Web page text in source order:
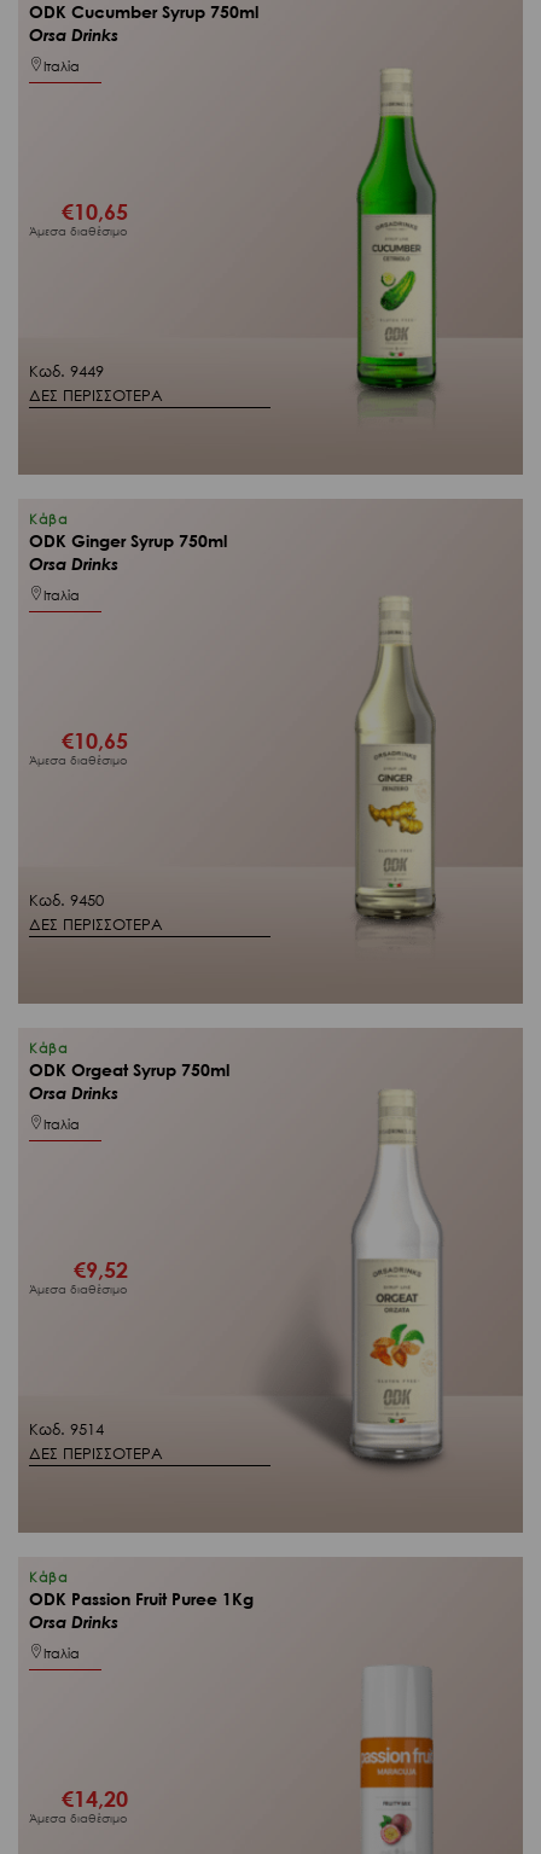
Κωδ. 9449
ΔΕΣ ΠΕΡΙΣΣΟΤΕΡΑ
ODK Cucumber Syrup 750ml
Orsa Drinks
Ιταλία
€10,65
Άμεσα διαθέσιμο
Κωδ. 9450
ΔΕΣ ΠΕΡΙΣΣΟΤΕΡΑ
Κάβα
ODK Ginger Syrup 750ml
Orsa Drinks
Ιταλία
€10,65
Άμεσα διαθέσιμο
Κωδ. 9514
ΔΕΣ ΠΕΡΙΣΣΟΤΕΡΑ
Κάβα
ODK Orgeat Syrup 750ml
Orsa Drinks
Ιταλία
€9,52
Άμεσα διαθέσιμο
Κάβα
ODK Passion Fruit Puree 1Kg
Orsa Drinks
Ιταλία
€14,20
Άμεσα διαθέσιμο